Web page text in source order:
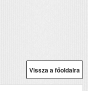
Vissza a főoldalra